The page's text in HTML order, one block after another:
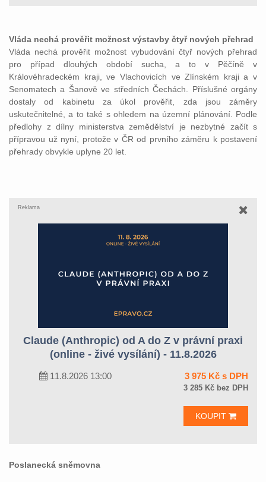
Vláda nechá prověřit možnost výstavby čtyř nových přehrad
Vláda nechá prověřit možnost vybudování čtyř nových přehrad
pro případ dlouhých období sucha, a to v Pěčíně v
Královéhradeckém kraji, ve Vlachovicích ve Zlínském kraji a v
Senomatech a Šanově ve středních Čechách. Příslušné orgány
dostaly od kabinetu za úkol prověřit, zda jsou záměry
uskutečnitelné, a to také s ohledem na územní plánování. Podle
předlohy z dílny ministerstva zemědělství je nezbytné začít s
přípravou už nyní, protože v ČR od prvního záměru k postavení
přehrady obvykle uplyne 20 let.
Reklama
Claude (Anthropic) od A do Z v právní praxi
(online - živé vysílání) - 11.8.2026
11.8.2026 13:00 3 975 Kč s DPH
3 285 Kč bez DPH
KOUPIT
Poslanecká sněmovna